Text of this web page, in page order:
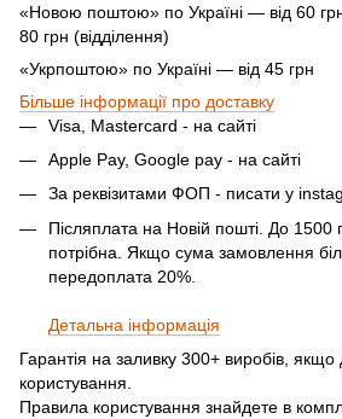
«Новою поштою» по Україні — від 60
80 грн (відділення)
«Укрпоштою» по Україні — від 45 грн
Більше інформації про доставку
Visa, Mastercard - на сайті
Apple Pay, Google pay - на сайті
За реквізитами ФОП - писати у
Післяплата на Новій пошті. До 1500
потрібна. Якщо сума замовлення
передоплата 20%
Детальна інформація
Гарантія на заливку 300+ виробів,
користування.
Правила користування знайдете в